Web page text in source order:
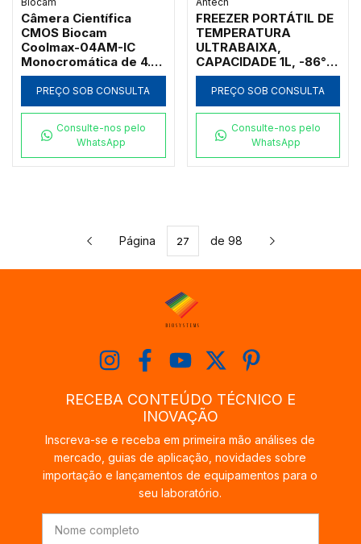
Câmera Científica
CMOS Biocam
Coolmax-04AM-IC
Monocromática de 4.2
Megapixels Resfriada
por Peltier
PREÇO SOB CONSULTA
Consulte-nos pelo
WhatsApp
FREEZER PORTÁTIL DE
TEMPERATURA
ULTRABAIXA,
CAPACIDADE 1L, -86°C,
FUNCIONA A FONTE DE
ALIMENTAÇÃO
AUTOMOTIVA DC 12 A
CONVENCIONAL
AC100V-240V
PREÇO SOB CONSULTA
Consulte-nos pelo
WhatsApp
Página de 98
RECEBA CONTEÚDO TÉCNICO E
INOVAÇÃO
Inscreva-se e receba em primeira mão análises de
mercado, guias de aplicação, novidades sobre
importação e lançamentos de equipamentos para o
seu laboratório.